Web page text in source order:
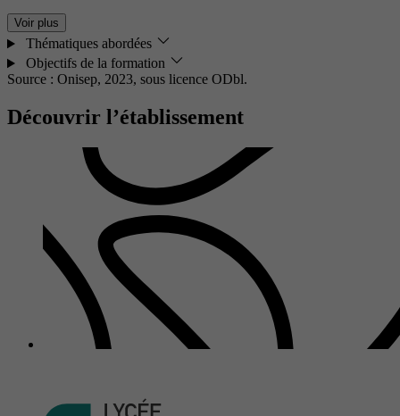
Voir plus
Thématiques abordées
Objectifs de la formation
Source : Onisep, 2023, sous licence ODbl.
Découvrir l’établissement